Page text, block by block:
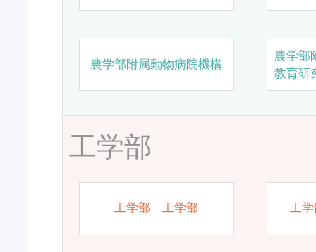
農学部附属動物病院機構
農学部
教育研
工学部
工学部 工学部 工